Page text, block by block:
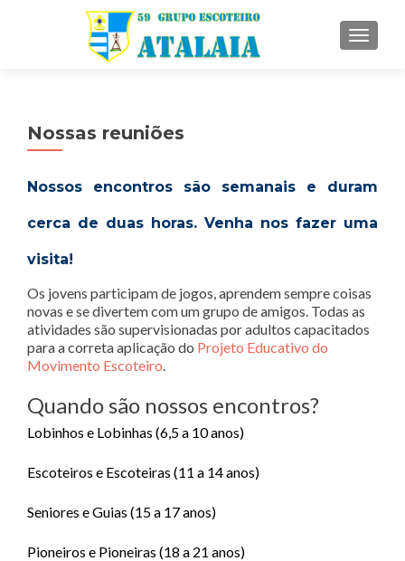
Nossas reuniões
Nossos encontros são semanais e duram
cerca de duas horas. Venha nos fazer uma
visita!
Os jovens participam de jogos, aprendem sempre coisas
novas e se divertem com um grupo de amigos. Todas as
atividades são supervisionadas por adultos capacitados
para a correta aplicação do Projeto Educativo do
Movimento Escoteiro.
Quando são nossos encontros?
Lobinhos e Lobinhas (6,5 a 10 anos)
Escoteiros e Escoteiras (11 a 14 anos)
Seniores e Guias (15 a 17 anos)
Pioneiros e Pioneiras (18 a 21 anos)